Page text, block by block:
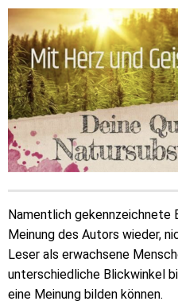
Namentlich gekennzeichnete
Meinung des Autors wieder,
Leser als erwachsene
unterschiedliche Blickwinkel
eine Meinung bilden können.